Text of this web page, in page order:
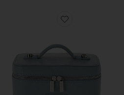
Favorite КОСМЕТИЧКА